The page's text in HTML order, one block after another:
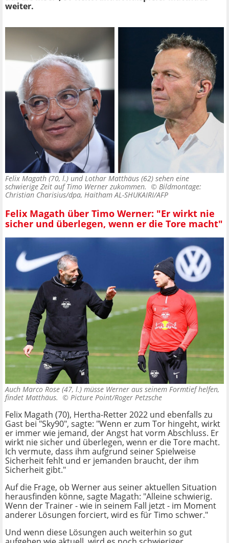
weiter.
Felix Magath (70, l.) und Lothar Matthäus (62) sehen eine
schwierige Zeit auf Timo Werner zukommen. © Bildmontage:
Christian Charisius/dpa, Haitham AL-SHUKAIRI/AFP
Felix Magath über Timo Werner: "Er wirkt nie
sicher und überlegen, wenn er die Tore macht"
Auch Marco Rose (47, l.) müsse Werner aus seinem Formtief helfen,
findet Matthäus. © Picture Point/Roger Petzsche
Felix Magath (70), Hertha-Retter 2022 und ebenfalls zu
Gast bei "Sky90", sagte: "Wenn er zum Tor hingeht, wirkt
er immer wie jemand, der Angst hat vorm Abschluss. Er
wirkt nie sicher und überlegen, wenn er die Tore macht.
Ich vermute, dass ihm aufgrund seiner Spielweise
Sicherheit fehlt und er jemanden braucht, der ihm
Sicherheit gibt."
Auf die Frage, ob Werner aus seiner aktuellen Situation
herausfinden könne, sagte Magath: "Alleine schwierig.
Wenn der Trainer - wie in seinem Fall jetzt - im Moment
anderer Lösungen forciert, wird es für Timo schwer."
Und wenn diese Lösungen auch weiterhin so gut